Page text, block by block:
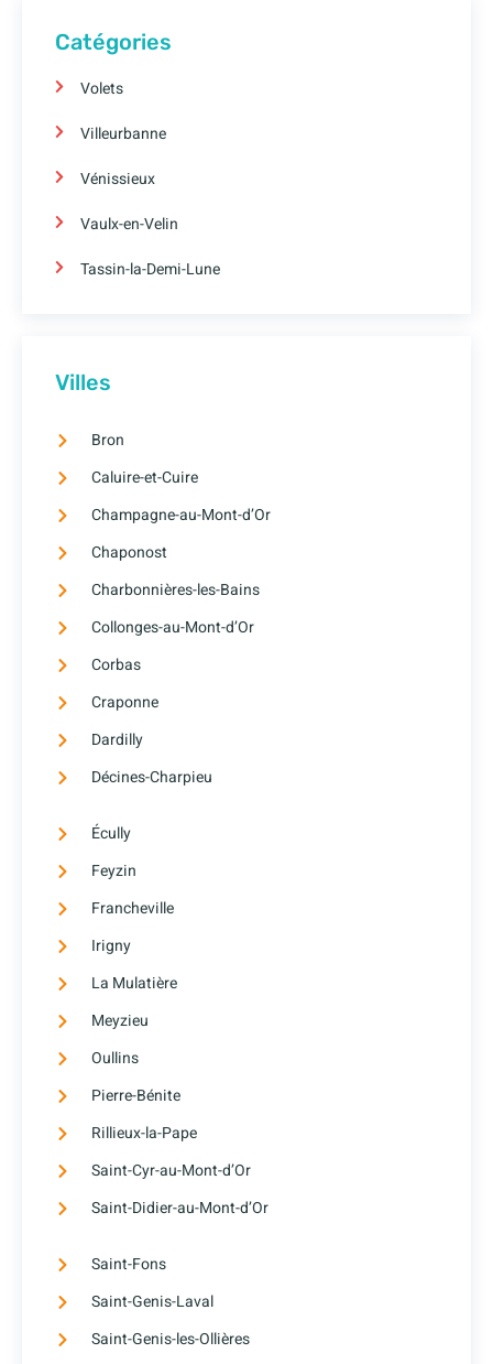
Catégories
Volets
Villeurbanne
Vénissieux
Vaulx-en-Velin
Tassin-la-Demi-Lune
Villes
Bron
Caluire-et-Cuire
Champagne-au-Mont-d’Or
Chaponost
Charbonnières-les-Bains
Collonges-au-Mont-d’Or
Corbas
Craponne
Dardilly
Décines-Charpieu
Écully
Feyzin
Francheville
Irigny
La Mulatière
Meyzieu
Oullins
Pierre-Bénite
Rillieux-la-Pape
Saint-Cyr-au-Mont-d’Or
Saint-Didier-au-Mont-d’Or
Saint-Fons
Saint-Genis-Laval
Saint-Genis-les-Ollières